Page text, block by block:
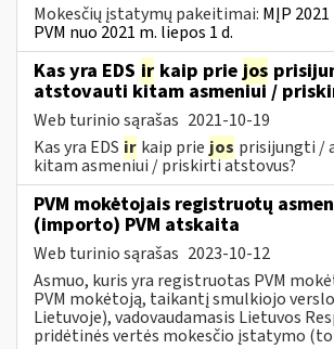
Mokesčių įstatymų pakeitimai: MĮP
PVM nuo 2021 m. liepos 1 d.
Kas yra EDS ir kaip prie jos
atstovauti kitam asmeniui /
Web turinio sąrašas 2021-10-19
Kas yra EDS ir kaip prie jos prisijungti /
kitam asmeniui / priskirti atstovus?
PVM mokėtojais registruotų
(importo) PVM atskaita
Web turinio sąrašas 2023-10-12
Asmuo, kuris yra registruotas PVM
PVM mokėtoją, taikantį smulkiojo verslo
Lietuvoje), vadovaudamasis Lietuvos
pridėtinės vertės mokesčio įstatymo